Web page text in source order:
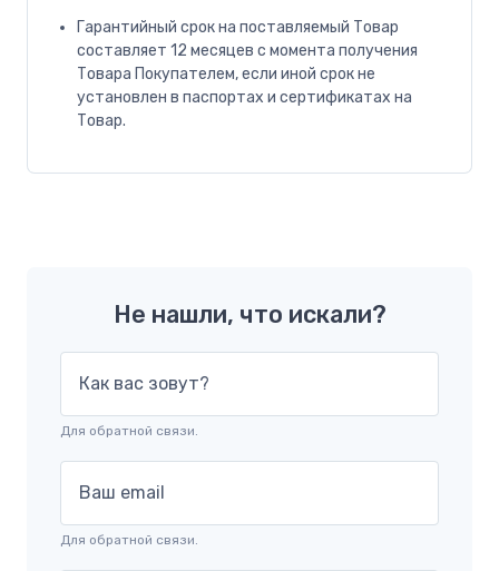
Гарантийный срок на поставляемый Товар
составляет 12 месяцев с момента получения
Товара Покупателем, если иной срок не
установлен в паспортах и сертификатах на
Товар.
Не нашли, что искали?
Как вас зовут?
Для обратной связи.
Ваш email
Для обратной связи.